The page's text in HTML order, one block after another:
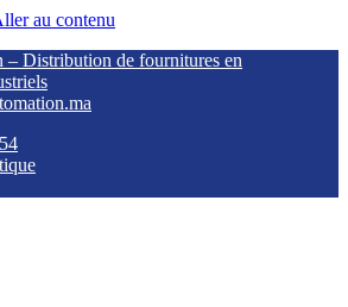
au contenu
Distribution de fournitures en